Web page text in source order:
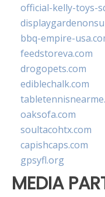
official-kelly-toys-
bbq-empire-
feedstoreva.com
drogopets.com
ediblechalk.com
oaksofa.com
soultacohtx.com
capishcaps.com
gpsyfl.org
MEDIA